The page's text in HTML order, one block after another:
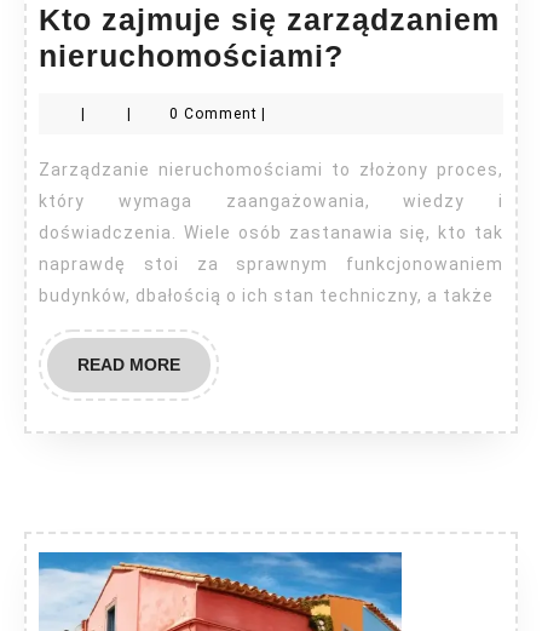
Kto zajmuje się zarządzaniem
nieruchomościami?
| | 0 Comment |
Zarządzanie nieruchomościami to złożony proces,
który wymaga zaangażowania, wiedzy i
doświadczenia. Wiele osób zastanawia się, kto tak
naprawdę stoi za sprawnym funkcjonowaniem
budynków, dbałością o ich stan techniczny, a także
READ MOREREAD
MORE